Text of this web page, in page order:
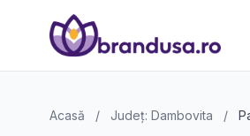
Acasă / Județ: Dambovita /